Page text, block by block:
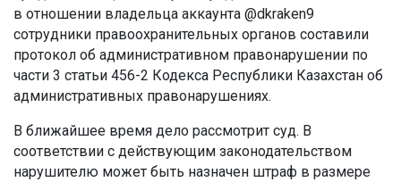
в отношении владельца аккаунта @dkraken9
сотрудники правоохранительных органов составили
протокол об административном правонарушении по
части 3 статьи 456-2 Кодекса Республики Казахстан об
административных правонарушениях.
В ближайшее время дело рассмотрит суд. В
соответствии с действующим законодательством
нарушителю может быть назначен штраф в размере